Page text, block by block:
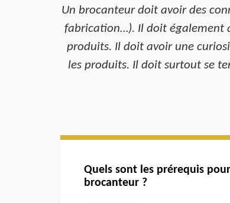
Un brocanteur doit avoir des
fabrication…). Il doit également
produits. Il doit avoir une
les produits. Il doit surtout se
Quels sont les prérequis
brocanteur ?